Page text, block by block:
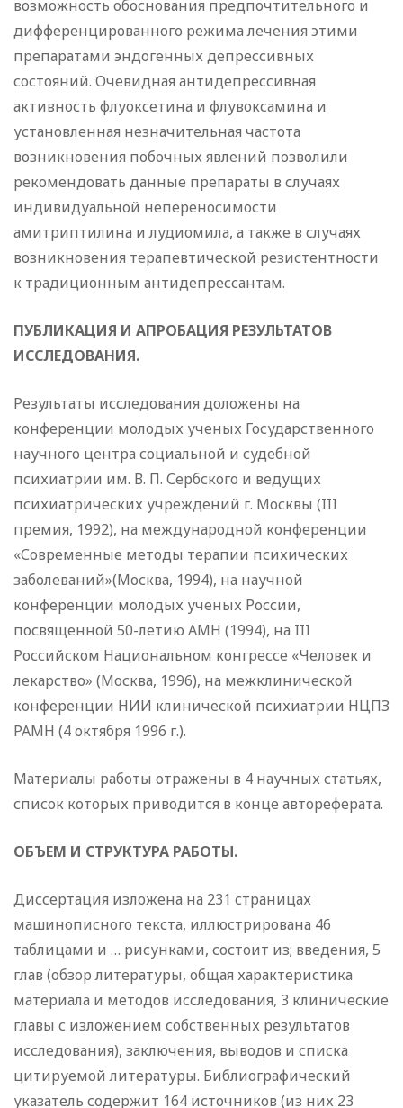
возможность обоснования предпочтительного и
дифференцированного режима лечения этими
препаратами эндогенных депрессивных
состояний. Очевидная антидепрессивная
активность флуоксетина и флувоксамина и
установленная незначительная частота
возникновения побочных явлений позволили
рекомендовать данные препараты в случаях
индивидуальной непереносимости
амитриптилина и лудиомила, а также в случаях
возникновения терапевтической резистентности
к традиционным антидепрессантам.
ПУБЛИКАЦИЯ И АПРОБАЦИЯ РЕЗУЛЬТАТОВ
ИССЛЕДОВАНИЯ.
Результаты исследования доложены на
конференции молодых ученых Государственного
научного центра социальной и судебной
психиатрии им. В. П. Сербского и ведущих
психиатрических учреждений г. Москвы (III
премия, 1992), на международной конференции
«Современные методы терапии психических
заболеваний»(Москва, 1994), на научной
конференции молодых ученых России,
посвященной 50-летию АМН (1994), на III
Российском Национальном конгрессе «Человек и
лекарство» (Москва, 1996), на межклинической
конференции НИИ клинической психиатрии НЦПЗ
РАМН (4 октября 1996 г.).
Материалы работы отражены в 4 научных статьях,
список которых приводится в конце автореферата.
ОБЪЕМ И СТРУКТУРА РАБОТЫ.
Диссертация изложена на 231 страницах
машинописного текста, иллюстрирована 46
таблицами и … рисунками, состоит из; введения, 5
глав (обзор литературы, общая характеристика
материала и методов исследования, 3 клинические
главы с изложением собственных результатов
исследования), заключения, выводов и списка
цитируемой литературы. Библиографический
указатель содержит 164 источников (из них 23